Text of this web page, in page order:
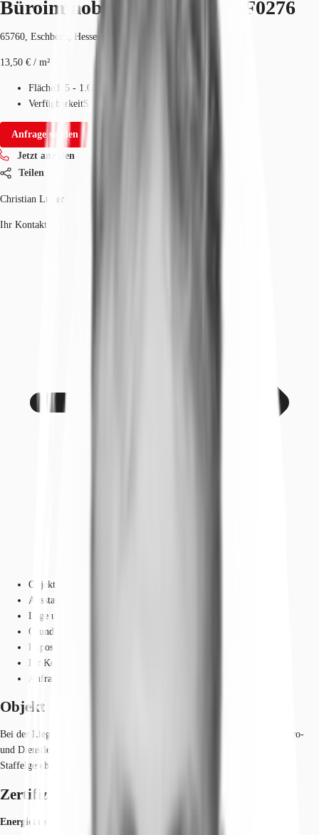
Büroimmobilie - Eschborn - F0276
65760, Eschborn, Hessen
13,50 € / m²
Fläche 355 - 1.022 m²
VerfügbarkeitSofort
Anfrage senden
Jetzt anrufen
Teilen
Christian Lütter
Ihr Kontakt
Objekt
Ausstattung
Lage und Verkehrsanbindung
Grundrisse
Exposé herunterladen
Ihr Kontakt
Anfrage senden
Objekt
Bei der Liegenschaft handelt es sich um ein modernes 7-geschossiges Büro-
und Dienstleistungsgebäude, verteilt auf 6 Vollgeschosse und ein
Staffelgeschoss. Der Ausbau der Flächen erfolgt nach Mieterwunsch.
Zertifizierungen
Energieausweis